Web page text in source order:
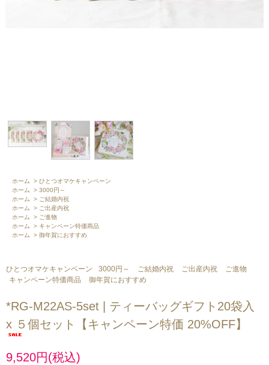
ホーム > ひとつオマケキャンペーン
ホーム
> 3000円～
ホーム
> ご結婚内祝
ホーム
> ご出産内祝
ホーム
> ご進物
ホーム
> キャンペーン特価商品
ホーム
> 御年賀におすすめ
ひとつオマケキャンペーン 3000円～ ご結婚内祝 ご出産内祝
ご進物
キャンペーン特価商品
御年賀におすすめ
*RG-M22AS-5set | ティーバッグギフト20袋入
x ５個セット【キャンペーン特価 20%OFF】
9,520円(税込)